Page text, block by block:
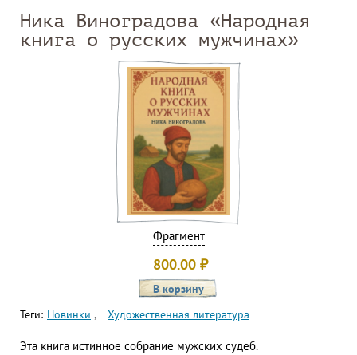
Ника Виноградова «Народная
книга о русских мужчинах»
Фрагмент
800.00 ₽
Теги: Новинки Художественная литература
Эта книга истинное собрание мужских судеб.